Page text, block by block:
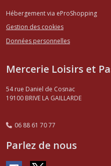
Hébergement via eProShopping
Gestion des cookies
Données personnelles
Mercerie Loisirs et
54 rue Daniel de Cosnac
19100 BRIVE LA GAILLARDE
06 88 61 70 77
Parlez de nous